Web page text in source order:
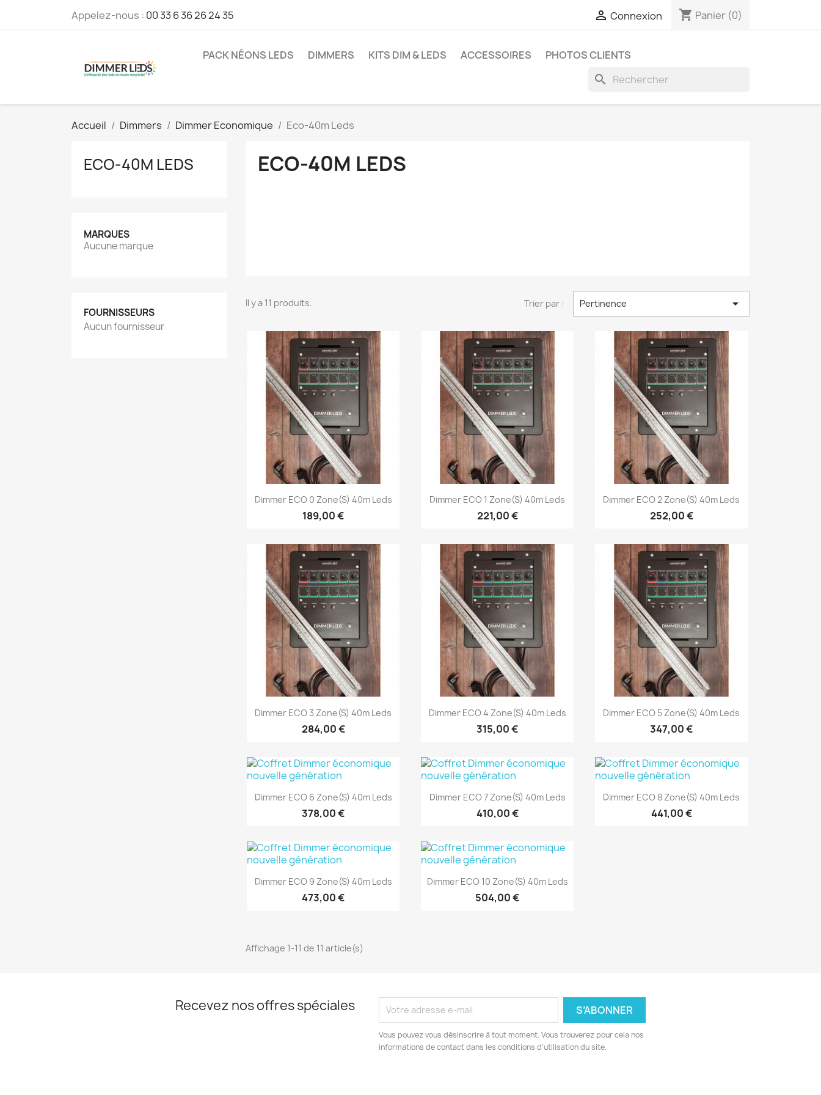
Appelez-nous : 00 33 6 36 26 24 35  Connexion shopping_cart Panier (0)
PACK NÉONS LEDS DIMMERS KITS DIM & LEDS ACCESSOIRES PHOTOS CLIENTS
search
Accueil Dimmers Dimmer Economique Eco-40m Leds
ECO-40M LEDS
MARQUES
Aucune marque
FOURNISSEURS
Aucun fournisseur
ECO-40M LEDS
Il y a 11 produits. Trier par : Pertinence 
Aperçu rapide
Dimmer ECO 0 Zone(s) 40m Leds
189,00 €
Aperçu rapide
Dimmer ECO 1 Zone(s) 40m Leds
221,00 €
Aperçu rapide
Dimmer ECO 2 Zone(s) 40m Leds
252,00 €
Aperçu rapide
Dimmer ECO 3 Zone(s) 40m Leds
284,00 €
Aperçu rapide
Dimmer ECO 4 Zone(s) 40m Leds
315,00 €
Aperçu rapide
Dimmer ECO 5 Zone(s) 40m Leds
347,00 €
Aperçu rapide
Dimmer ECO 6 Zone(s) 40m Leds
378,00 €
Aperçu rapide
Dimmer ECO 7 Zone(s) 40m Leds
410,00 €
Aperçu rapide
Dimmer ECO 8 Zone(s) 40m Leds
441,00 €
Aperçu rapide
Dimmer ECO 9 Zone(s) 40m Leds
473,00 €
Aperçu rapide
Dimmer ECO 10 Zone(s) 40m Leds
504,00 €
Affichage 1-11 de 11 article(s)
Recevez nos offres spéciales
Vous pouvez vous désinscrire à tout moment. Vous trouverez pour cela nos
informations de contact dans les conditions d'utilisation du site.